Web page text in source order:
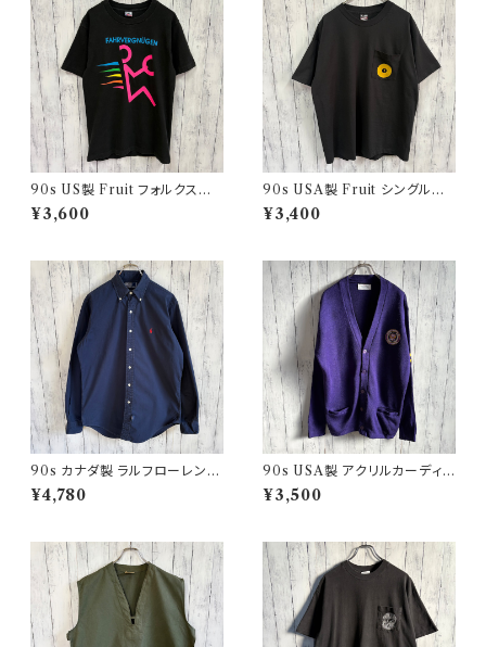
90s US製 Fruit フォルクスワ
ーゲン シングルステッチTシャツ
ヴィンテージTシャツ アド 企業
¥3,600
90s USA製 Fruit シングルス
テッチTシャツ ポケットT scree
nstars ヴィンテージ
¥3,400
90s カナダ製 ラルフローレン
ボタンダウンシャツ Ralph Laur
en
¥4,780
90s USA製 アクリルカーディガ
ン レタード 紫 アメリカ製
¥3,500